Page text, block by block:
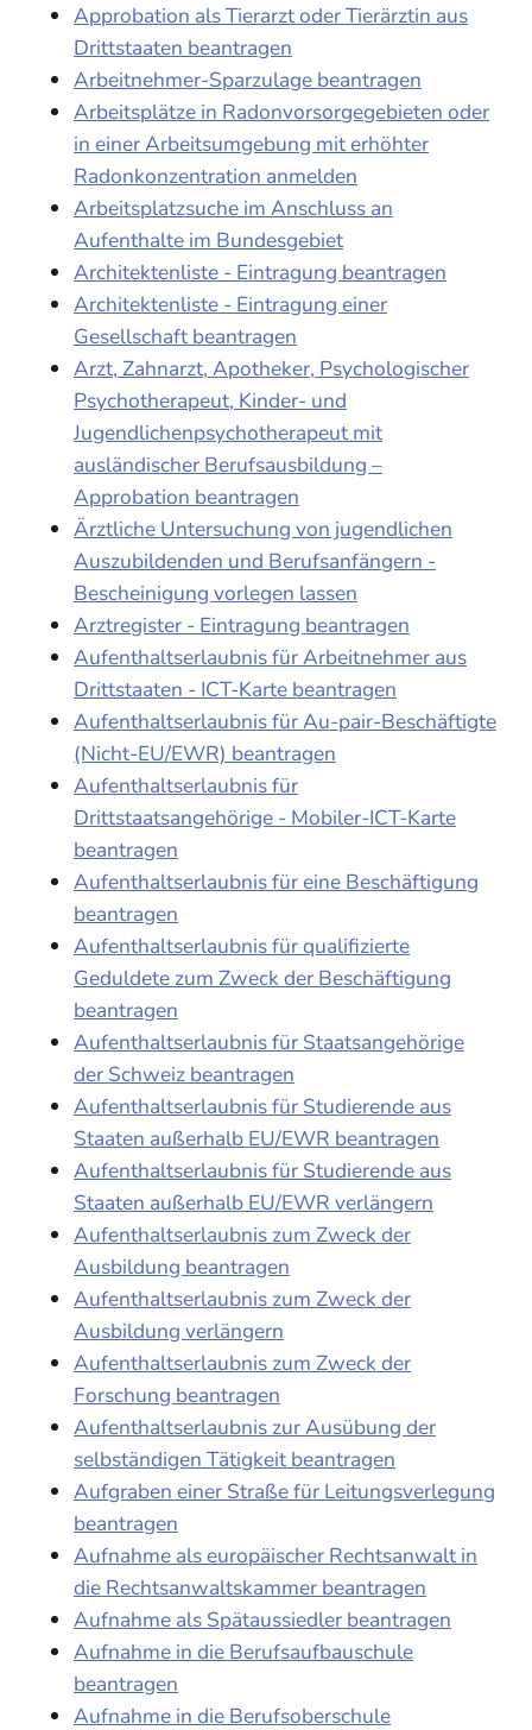
Approbation als Tierarzt oder Tierärztin aus
Drittstaaten beantragen
Arbeitnehmer-Sparzulage beantragen
Arbeitsplätze in Radonvorsorgegebieten oder
in einer Arbeitsumgebung mit erhöhter
Radonkonzentration anmelden
Arbeitsplatzsuche im Anschluss an
Aufenthalte im Bundesgebiet
Architektenliste - Eintragung beantragen
Architektenliste - Eintragung einer
Gesellschaft beantragen
Arzt, Zahnarzt, Apotheker, Psychologischer
Psychotherapeut, Kinder- und
Jugendlichenpsychotherapeut mit
ausländischer Berufsausbildung –
Approbation beantragen
Ärztliche Untersuchung von jugendlichen
Auszubildenden und Berufsanfängern -
Bescheinigung vorlegen lassen
Arztregister - Eintragung beantragen
Aufenthaltserlaubnis für Arbeitnehmer aus
Drittstaaten - ICT-Karte beantragen
Aufenthaltserlaubnis für Au-pair-Beschäftigte
(Nicht-EU/EWR) beantragen
Aufenthaltserlaubnis für
Drittstaatsangehörige - Mobiler-ICT-Karte
beantragen
Aufenthaltserlaubnis für eine Beschäftigung
beantragen
Aufenthaltserlaubnis für qualifizierte
Geduldete zum Zweck der Beschäftigung
beantragen
Aufenthaltserlaubnis für Staatsangehörige
der Schweiz beantragen
Aufenthaltserlaubnis für Studierende aus
Staaten außerhalb EU/EWR beantragen
Aufenthaltserlaubnis für Studierende aus
Staaten außerhalb EU/EWR verlängern
Aufenthaltserlaubnis zum Zweck der
Ausbildung beantragen
Aufenthaltserlaubnis zum Zweck der
Ausbildung verlängern
Aufenthaltserlaubnis zum Zweck der
Forschung beantragen
Aufenthaltserlaubnis zur Ausübung der
selbständigen Tätigkeit beantragen
Aufgraben einer Straße für Leitungsverlegung
beantragen
Aufnahme als europäischer Rechtsanwalt in
die Rechtsanwaltskammer beantragen
Aufnahme als Spätaussiedler beantragen
Aufnahme in die Berufsaufbauschule
beantragen
Aufnahme in die Berufsoberschule